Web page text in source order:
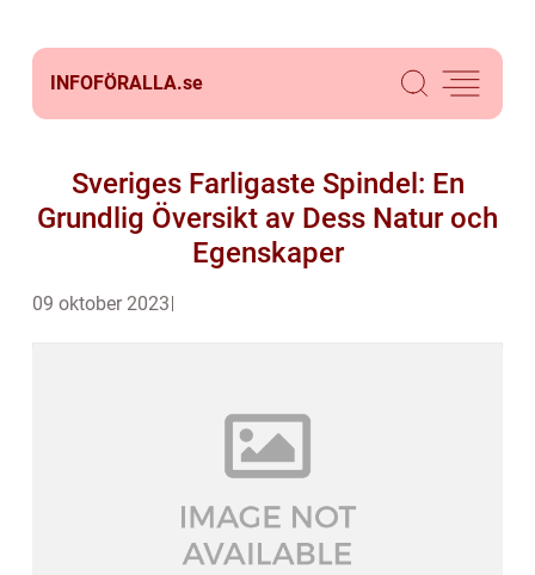
INFOFÖRALLA.se
Sveriges Farligaste Spindel: En
Grundlig Översikt av Dess Natur och
Egenskaper
09 oktober 2023